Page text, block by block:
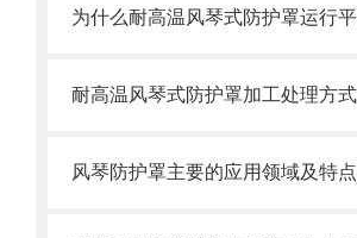
风琴防护罩主要的应用领域及特点